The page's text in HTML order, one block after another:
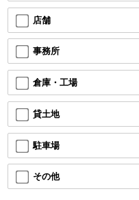
店舗
事務所
倉庫・工場
貸土地
駐車場
その他